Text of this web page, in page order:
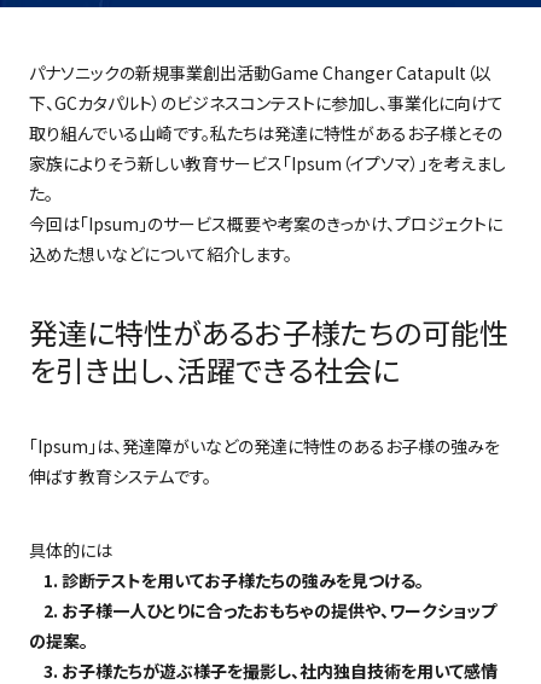
パナソニックの新規事業創出活動Game Changer Catapult（以
下、GCカタパルト）のビジネスコンテストに参加し、事業化に向けて
取り組んでいる山崎です。私たちは発達に特性があるお子様とその
家族によりそう新しい教育サービス「Ipsum（イプソマ）」を考えまし
た。
今回は「Ipsum」のサービス概要や考案のきっかけ、プロジェクトに
込めた想いなどについて紹介します。
発達に特性があるお子様たちの可能性
を引き出し、活躍できる社会に
「Ipsum」は、発達障がいなどの発達に特性のあるお子様の強みを
伸ばす教育システムです。
具体的には
1. 診断テストを用いてお子様たちの強みを見つける。
2. お子様一人ひとりに合ったおもちゃの提供や、ワークショップ
の提案。
3. お子様たちが遊ぶ様子を撮影し、社内独自技術を用いて感情